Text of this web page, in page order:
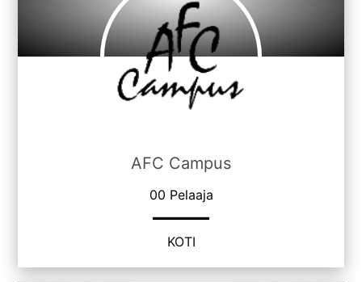
AFC Campus
00 Pelaaja
KOTI